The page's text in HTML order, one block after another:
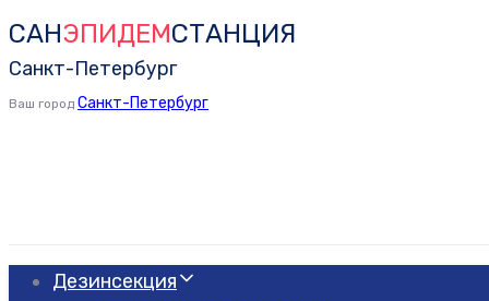
Skip
links
Skip
to
primary
САНЭПИДЕМСТАНЦИЯ
Санкт-Петербург
Ваш город Санкт-Петербург
Дезинсекция